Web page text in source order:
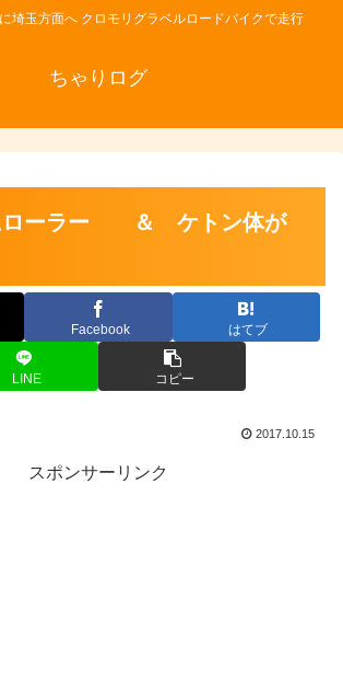
埼玉方面へ クロモリグラベルロードバイクで走行
ちゃりログ
ローラー ＆ ケトン体が
Facebook はてブ
LINE コピー
2017.10.15
スポンサーリンク